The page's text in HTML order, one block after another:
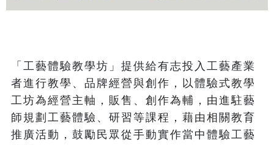
「工藝體驗教學坊」提供給有志投入工藝產業
者進行教學、品牌經營與創作，以體驗式教學
工坊為經營主軸，販售、創作為輔，由進駐藝
師規劃工藝體驗、研習等課程，藉由相關教育
推廣活動，鼓勵民眾從手動實作當中體驗工藝